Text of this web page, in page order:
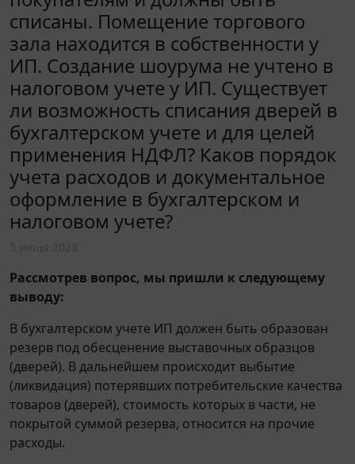
списаны. Помещение торгового
зала находится в собственности у
ИП. Создание шоурума не учтено в
налоговом учете у ИП. Существует
ли возможность списания дверей в
бухгалтерском учете и для целей
применения НДФЛ? Каков порядок
учета расходов и документальное
оформление в бухгалтерском и
налоговом учете?
Рассмотрев вопрос, мы пришли к следующему
выводу:
В бухгалтерском учете ИП должен быть образован
резерв под обесценение выставочных образцов
(дверей). В дальнейшем происходит выбытие
(ликвидация) потерявших потребительские качества
товаров (дверей), стоимость которых в части, не
покрытой суммой резерва, относится на прочие
расходы.